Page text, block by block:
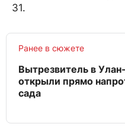
31.
Ранее в сюжете
Вытрезвитель в
открыли прямо
сада